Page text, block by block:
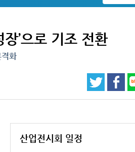
’으로 기조 전환
화
산업전시회 일정